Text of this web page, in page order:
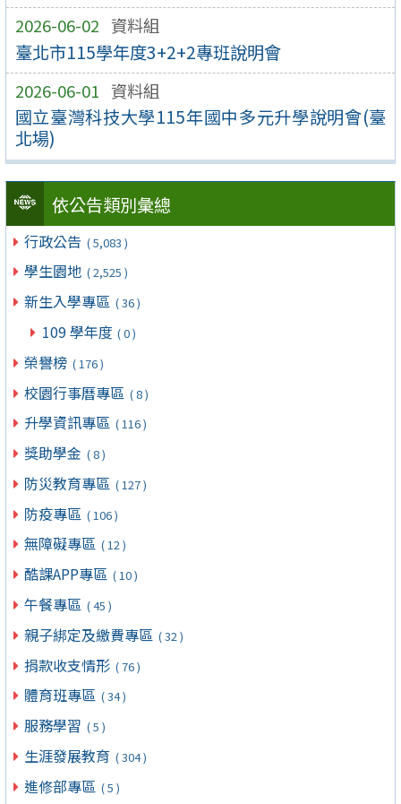
2026-06-02 資料組
臺北市115學年度3+2+2專班說明會
2026-06-01 資料組
國立臺灣科技大學115年國中多元升學說明會(臺
北場)
依公告類別彙總
行政公告 ( 5,083 )
學生園地 ( 2,525 )
新生入學專區 ( 36 )
109 學年度 ( 0 )
榮譽榜 ( 176 )
校園行事曆專區 ( 8 )
升學資訊專區 ( 116 )
獎助學金 ( 8 )
防災教育專區 ( 127 )
防疫專區 ( 106 )
無障礙專區 ( 12 )
酷課APP專區 ( 10 )
午餐專區 ( 45 )
親子綁定及繳費專區 ( 32 )
捐款收支情形 ( 76 )
體育班專區 ( 34 )
服務學習 ( 5 )
生涯發展教育 ( 304 )
進修部專區 ( 5 )